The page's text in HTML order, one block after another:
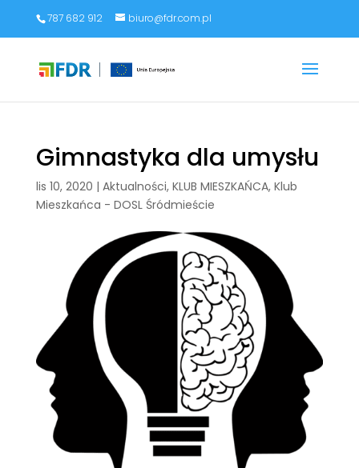
787 682 912 biuro@fdr.com.pl
Gimnastyka dla umysłu
lis 10, 2020 | Aktualności, KLUB MIESZKAŃCA, Klub
Mieszkańca - DOSL Śródmieście